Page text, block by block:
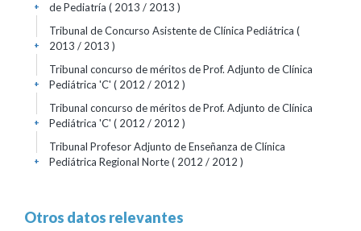
de Pediatría ( 2013 / 2013 )
+
Tribunal de Concurso Asistente de Clínica Pediátrica (
2013 / 2013 )
+
Tribunal concurso de méritos de Prof. Adjunto de Clínica
Pediátrica 'C' ( 2012 / 2012 )
+
Tribunal concurso de méritos de Prof. Adjunto de Clínica
Pediátrica 'C' ( 2012 / 2012 )
+
Tribunal Profesor Adjunto de Enseñanza de Clínica
Pediátrica Regional Norte( 2012 / 2012 )
+
Otros datos relevantes